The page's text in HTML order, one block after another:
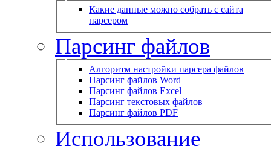
Какие данные можно собрать с сайта
парсером
Парсинг файлов
Алгоритм настройки парсера файлов
Парсинг файлов Word
Парсинг файлов Excel
Парсинг текстовых файлов
Парсинг файлов PDF
Использование